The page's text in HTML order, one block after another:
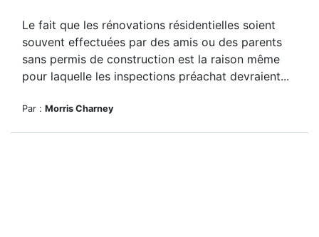
Le fait que les rénovations résidentielles soient
souvent effectuées par des amis ou des parents
sans permis de construction est la raison même
pour laquelle les inspections préachat devraient...
Par : Morris Charney